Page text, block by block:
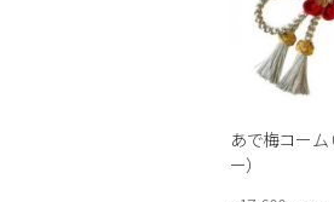
あで梅コーム
ー）